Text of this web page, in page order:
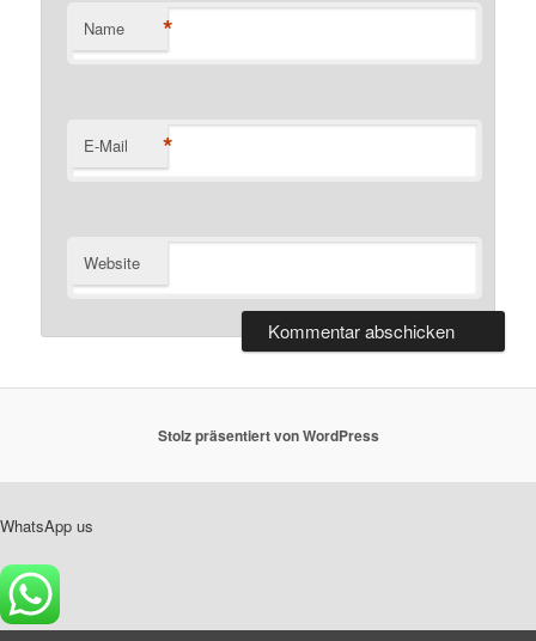
Name *
E-Mail *
Website
Stolz präsentiert von WordPress
WhatsApp us